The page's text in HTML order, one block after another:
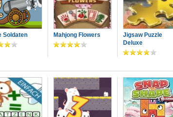
Soldaten Mahjong Flowers
Jigsaw Puzzle
Deluxe